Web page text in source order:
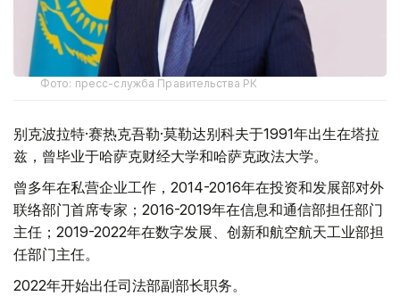
Фото: пресс-служба Правительства РК
别克波拉特·赛热克吾勒·莫勒达别科夫于1991年出生在塔拉
兹，曾毕业于哈萨克财经大学和哈萨克政法大学。
曾多年在私营企业工作，2014-2016年在投资和发展部对外
联络部门首席专家；2016-2019年在信息和通信部担任部门
主任；2019-2022年在数字发展、创新和航空航天工业部担
任部门主任。
2022年开始出任司法部副部长职务。